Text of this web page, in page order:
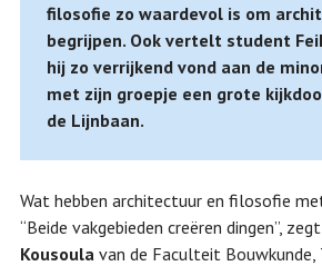
filosofie zo waardevol is om
begrijpen. Ook vertelt student
hij zo verrijkend vond aan de
met zijn groepje een grote
de Lijnbaan.
Wat hebben architectuur en filosofie
“Beide vakgebieden creëren dingen”, zegt
Kousoula van de Faculteit